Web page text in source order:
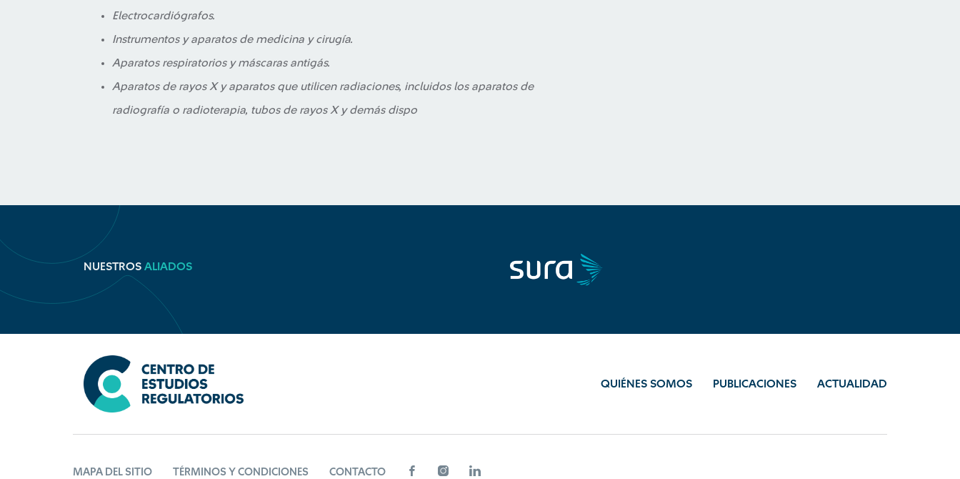
Electrocardiógrafos.
Instrumentos y aparatos de medicina y cirugía.
Aparatos respiratorios y máscaras antigás.
Aparatos de rayos X y aparatos que utilicen radiaciones, incluidos los aparatos de
radiografía o radioterapia, tubos de rayos X y demás dispo
NUESTROS ALIADOS
QUIÉNES SOMOS PUBLICACIONES ACTUALIDAD
MAPA DEL SITIO TÉRMINOS Y CONDICIONES CONTACTO